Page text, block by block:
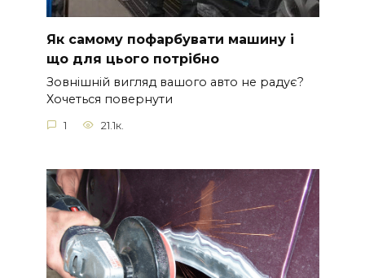
Як самому пофарбувати машину і
що для цього потрібно
Зовнішній вигляд вашого авто не радує?
Хочеться повернути
1 21.1к.